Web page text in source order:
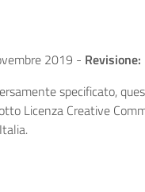
2019 - Revisione:
specificato,
Licenza Creative